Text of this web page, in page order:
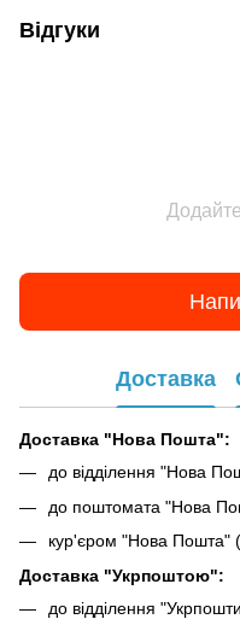
Відгуки
Доставка
Доставка "Нова Пошта":
до відділення "Нова
до поштомата "Нова
кур'єром "Нова Пошта"
Доставка "Укрпоштою":
до відділення